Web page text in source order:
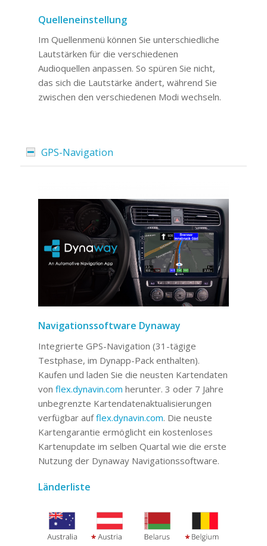
Quelleneinstellung
Im Quellenmenü können Sie unterschiedliche
Lautstärken für die verschiedenen
Audioquellen anpassen. So spüren Sie nicht,
das sich die Lautstärke ändert, während Sie
zwischen den verschiedenen Modi wechseln.
GPS-Navigation
Navigationssoftware Dynaway
Integrierte GPS-Navigation (31-tägige
Testphase, im Dynapp-Pack enthalten).
Kaufen und laden Sie die neusten Kartendaten
von flex.dynavin.com herunter. 3 oder 7 Jahre
unbegrenzte Kartendatenaktualisierungen
verfügbar aufflex.dynavin.com. Die neuste
Kartengarantie ermöglicht ein kostenloses
Kartenupdate im selben Quartal wie die erste
Nutzung der Dynaway Navigationssoftware.
Länderliste